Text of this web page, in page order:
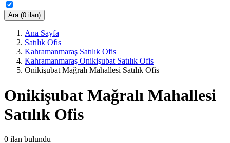
Ara (0 ilan)
Ana Sayfa
Satılık Ofis
Kahramanmaraş Satılık Ofis
Kahramanmaraş Onikişubat Satılık Ofis
Onikişubat Mağralı Mahallesi Satılık Ofis
Onikişubat Mağralı Mahallesi
Satılık Ofis
0 ilan bulundu